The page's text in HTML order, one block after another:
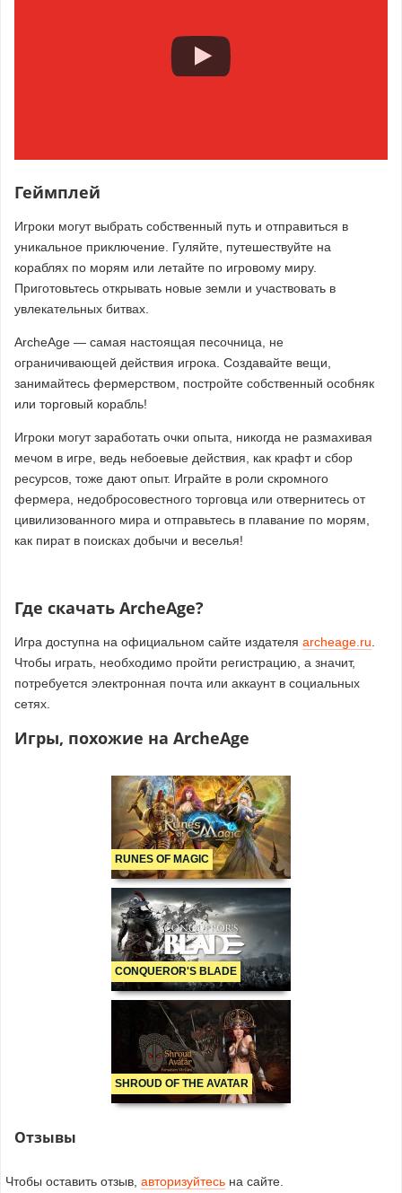
Геймплей
Игроки могут выбрать собственный путь и отправиться в
уникальное приключение. Гуляйте, путешествуйте на
кораблях по морям или летайте по игровому миру.
Приготовьтесь открывать новые земли и участвовать в
увлекательных битвах.
ArcheAge — самая настоящая песочница, не
ограничивающей действия игрока. Создавайте вещи,
занимайтесь фермерством, постройте собственный особняк
или торговый корабль!
Игроки могут заработать очки опыта, никогда не размахивая
мечом в игре, ведь небоевые действия, как крафт и сбор
ресурсов, тоже дают опыт. Играйте в роли скромного
фермера, недобросовестного торговца или отвернитесь от
цивилизованного мира и отправьтесь в плавание по морям,
как пират в поисках добычи и веселья!
Где скачать ArcheAge?
Игра доступна на официальном сайте издателя archeage.ru.
Чтобы играть, необходимо пройти регистрацию, а значит,
потребуется электронная почта или аккаунт в социальных
сетях.
Игры, похожие на ArcheAge
RUNES OF MAGIC
CONQUEROR'S BLADE
SHROUD OF THE AVATAR
Отзывы
Чтобы оставить отзыв, авторизуйтесь на сайте.